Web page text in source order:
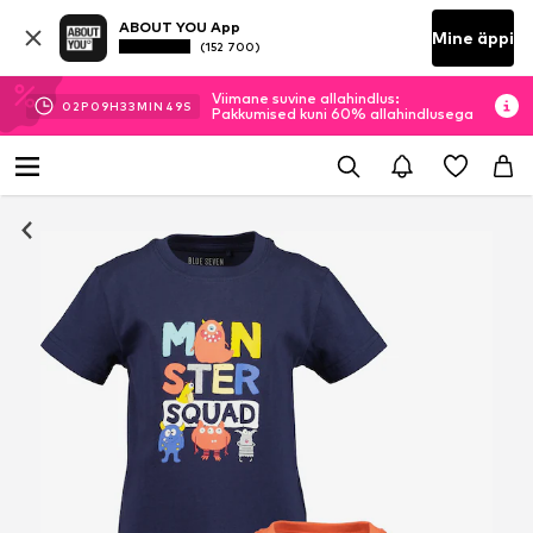
ABOUT YOU App
(152 700) Mine äppi
02P 09H33MIN 48S
Viimane suvine allahindlus:
Pakkumised kuni 60% allahindlusega